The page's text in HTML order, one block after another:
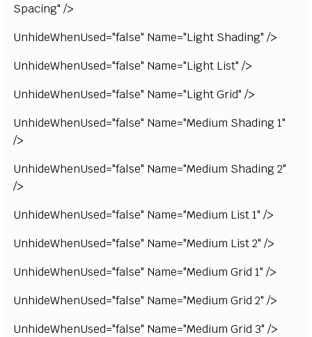
Spacing" />
UnhideWhenUsed="false" Name="Light Shading" />
UnhideWhenUsed="false" Name="Light List" />
UnhideWhenUsed="false" Name="Light Grid" />
UnhideWhenUsed="false" Name="Medium Shading 1"
/>
UnhideWhenUsed="false" Name="Medium Shading 2"
/>
UnhideWhenUsed="false" Name="Medium List 1" />
UnhideWhenUsed="false" Name="Medium List 2" />
UnhideWhenUsed="false" Name="Medium Grid 1" />
UnhideWhenUsed="false" Name="Medium Grid 2" />
UnhideWhenUsed="false" Name="Medium Grid 3" />